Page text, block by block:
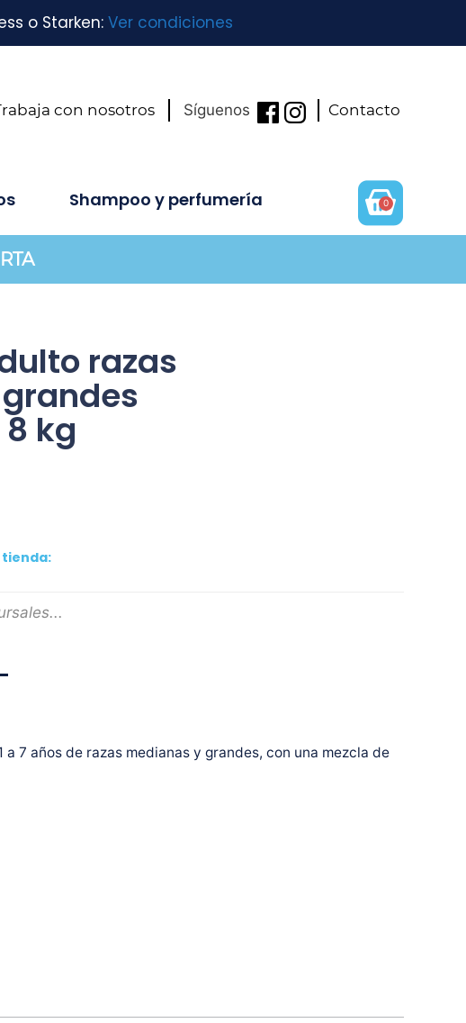
o Starken: Ver condiciones
con nosotros Síguenos Contacto
Shampoo y perfumería 0
razas
kg
a 7 años de razas medianas y grandes, con una mezcla de